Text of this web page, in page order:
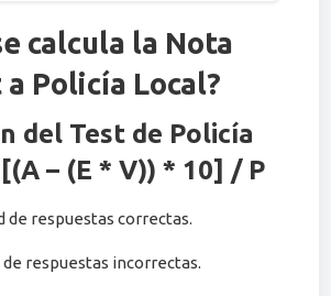
calcula la Nota
Policía Local?
del Test de Policía
– (E * V)) * 10] / P
de respuestas correctas.
respuestas incorrectas.